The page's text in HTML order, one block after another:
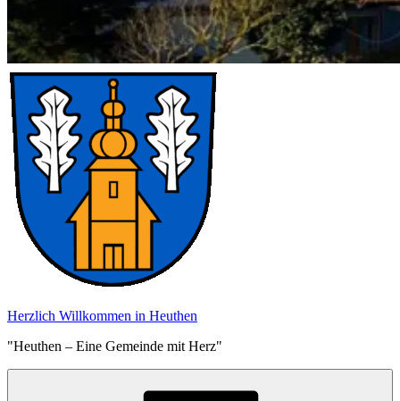
Herzlich Willkommen in Heuthen
"Heuthen – Eine Gemeinde mit Herz"